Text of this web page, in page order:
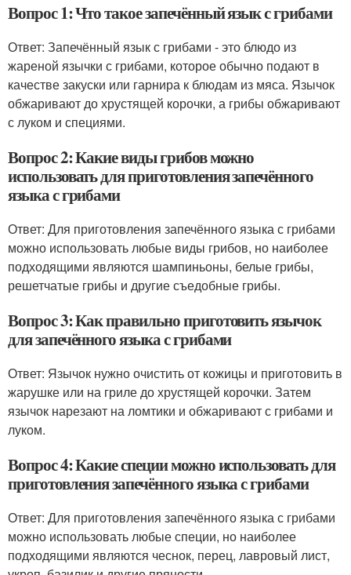
Вопрос 1: Что такое запечённый язык с грибами
Ответ: Запечённый язык с грибами - это блюдо из
жареной язычки с грибами, которое обычно подают в
качестве закуски или гарнира к блюдам из мяса. Язычок
обжаривают до хрустящей корочки, а грибы обжаривают
с луком и специями.
Вопрос 2: Какие виды грибов можно
использовать для приготовления запечённого
языка с грибами
Ответ: Для приготовления запечённого языка с грибами
можно использовать любые виды грибов, но наиболее
подходящими являются шампиньоны, белые грибы,
решетчатые грибы и другие съедобные грибы.
Вопрос 3: Как правильно приготовить язычок
для запечённого языка с грибами
Ответ: Язычок нужно очистить от кожицы и приготовить в
жарушке или на гриле до хрустящей корочки. Затем
язычок нарезают на ломтики и обжаривают с грибами и
луком.
Вопрос 4: Какие специи можно использовать для
приготовления запечённого языка с грибами
Ответ: Для приготовления запечённого языка с грибами
можно использовать любые специи, но наиболее
подходящими являются чеснок, перец, лавровый лист,